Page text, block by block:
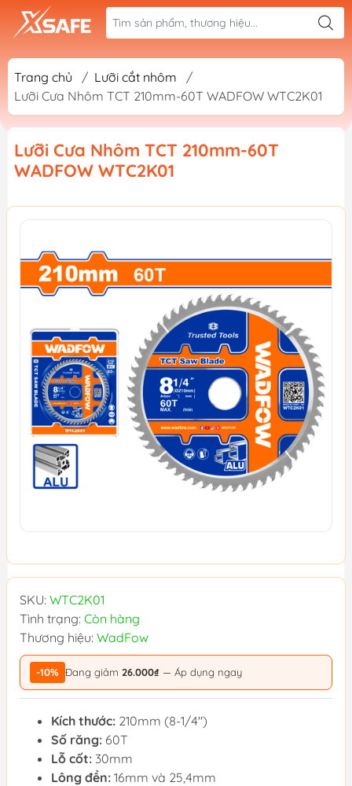
Trang chủ / Lưỡi cắt nhôm
/
Lưỡi Cưa Nhôm TCT 210mm-60T WADFOW WTC2K01
Lưỡi Cưa Nhôm TCT 210mm-60T
WADFOW WTC2K01
SKU: WTC2K01
Tình trạng: Còn hàng
Thương hiệu: WadFow
-10% Đang giảm 26.000₫ — Áp dụng ngay
Kích thước: 210mm (8-1/4")
Số răng: 60T
Lỗ cốt: 30mm
Lông đền: 16mm và 25,4mm